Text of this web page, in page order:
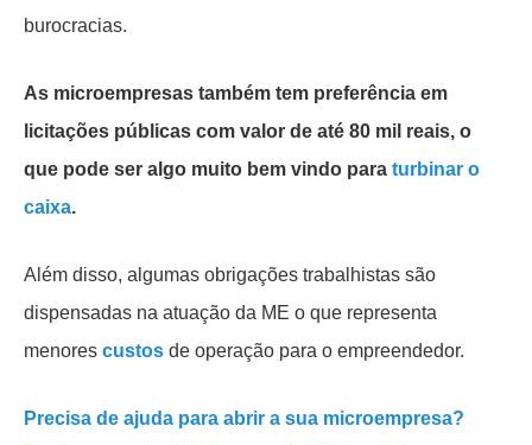
burocracias.
As microempresas também tem preferência em
licitações públicas com valor de até 80 mil reais, o
que pode ser algo muito bem vindo para turbinar o
caixa.
Além disso, algumas obrigações trabalhistas são
dispensadas na atuação da ME o que representa
menores custos de operação para o empreendedor.
Precisa de ajuda para abrir a sua microempresa?